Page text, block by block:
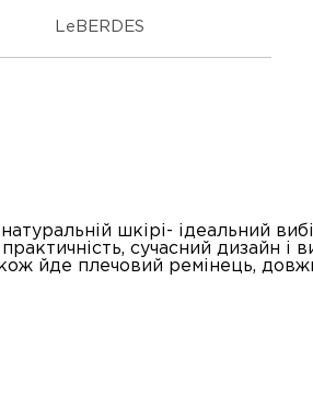
LeBERDES
шкірі- ідеальний
сучасний дизайн і
йде плечовий ремінець,